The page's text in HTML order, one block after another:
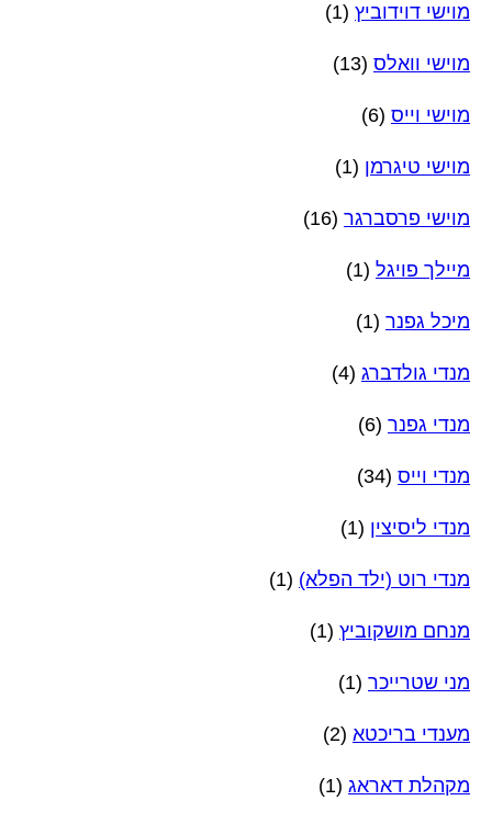
מוישי דוידוביץ (1)
מוישי וואלס (13)
מוישי וייס (6)
מוישי טיגרמן (1)
מוישי פרסברגר (16)
מיילך פויגל (1)
מיכל גפנר (1)
מנדי גולדברג (4)
מנדי גפנר (6)
מנדי וייס (34)
מנדי ליסיצין (1)
מנדי רוט (ילד הפלא) (1)
מנחם מושקוביץ (1)
מני שטרייכר (1)
מענדי בריכטא (2)
מקהלת דאראג (1)